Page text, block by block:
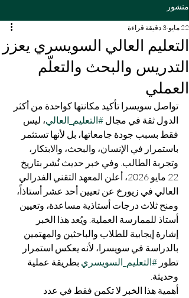
منشور
التعليم العالي السويسري يعزز
التدريس والبحث والتعلّم
العملي
22 مايو 3 دقيقة قراءة
تواصل سويسرا تأكيد مكانتها كواحدة من أكثر
الدول ثقة في مجال #التعليم_العالي، ليس
فقط بسبب جودة جامعاتها، بل لأنها تستثمر
باستمرار في الإنسان، والبحث، والابتكار،
وتجربة الطالب. وفي خبر حديث نُشر بتاريخ
22 مايو 2026، أعلن المعهد التقني الفدرالي
العالي في زيورخ عن تعيين أحد عشر أستاذاً،
ومنح ثلاث درجات أستاذية مساعدة، وتعيين
أستاذ للممارسة العملية. ويُعد هذا الخبر
إشارة إيجابية للطلاب والباحثين والمهتمين
بالدراسة في سويسرا، لأنه يعكس استمرار
تطور #التعليم_السويسري بطريقة عملية
وحديثة.
أهمية هذا الخبر لا تكمن فقط في عدد